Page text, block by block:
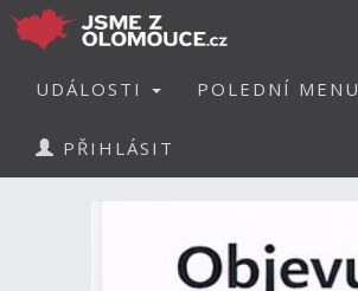
UDÁLOSTI POLEDNÍ MENU
PŘIHLÁSIT